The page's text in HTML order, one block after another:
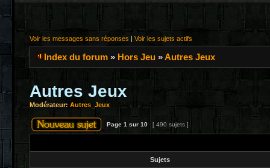
Voir les messages sans réponses | Voir les sujets actifs
Index du forum » Hors Jeu »Autres Jeux
Autres Jeux
Modérateur: Autres_Jeux
Page 1 sur 10 [ 490 sujets ]
Sujets